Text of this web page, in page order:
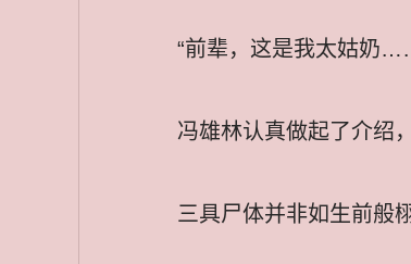
“前辈，这是我太姑奶
冯雄林认真做起了介绍
三具尸体并非如生前般